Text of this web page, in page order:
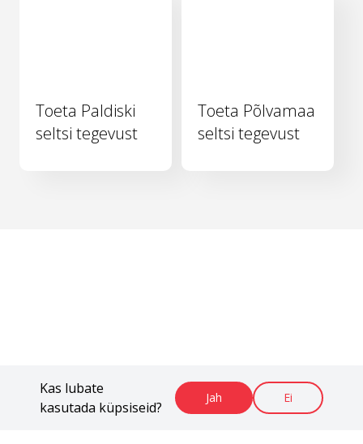
Kas lubate
kasutada küpsiseid?
Jah Ei
Toeta Paldiski
seltsi tegevust
Toeta Põlvamaa
seltsi tegevust